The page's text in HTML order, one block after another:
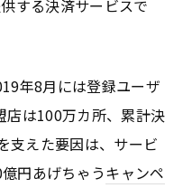
する決済サービスで
年8月には登録ユーザ
店は100万カ所、累計決
支えた要因は、サービ
円あげちゃうキャンペ